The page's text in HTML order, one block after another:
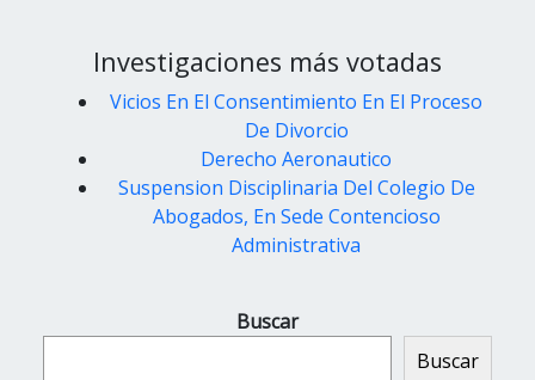
Investigaciones más votadas
Vicios En El Consentimiento En El Proceso
De Divorcio
Derecho Aeronautico
Suspension Disciplinaria Del Colegio De
Abogados, En Sede Contencioso
Administrativa
Buscar
Buscar